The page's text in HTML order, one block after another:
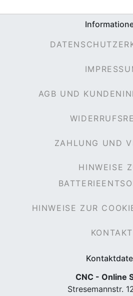
AGB UND
ZAHLUNG UND
HINWEISE
HINWEISE ZUR
KONTAKT
CNC - Online
Stresemannstr.